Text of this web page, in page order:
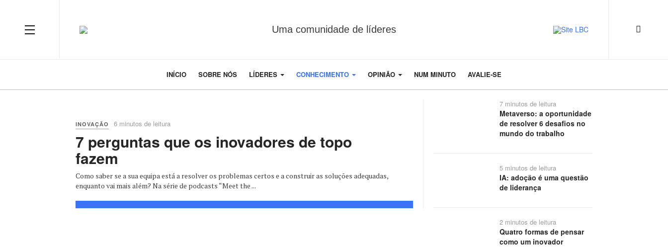
Uma comunidade de líderes
INÍCIO SOBRE NÓS LÍDERES CONHECIMENTO OPINIÃO NUM MINUTO AVALIE-SE
INOVAÇÃO 6 minutos de leitura
7 perguntas que os inovadores de topo
fazem
Como saber se a sua equipa está a resolver os problemas certos e a construir as soluções adequadas,
enquanto vai mais além? Na série de podcasts “Meet the ...
7 minutos de leitura
Metaverso: a oportunidade
de resolver 6 desafios no
mundo do trabalho
5 minutos de leitura
IA: adoção é uma questão
de liderança
2 minutos de leitura
Quatro formas de pensar
como um inovador